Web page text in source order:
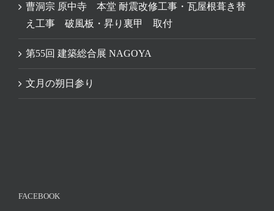
曹洞宗 原中寺 本堂 耐震改修工事・瓦屋根葺き替
え工事 破風板・昇り裏甲 取付
第55回 建築総合展 NAGOYA
文月の朔日参り
FACEBOOK